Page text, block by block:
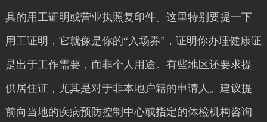
具的用工证明或营业执照复印件。这里特别要提一下
用工证明，它就像是你的“入场券”，证明你办理健康证
是出于工作需要，而非个人用途。有些地区还要求提
供居住证，尤其是对于非本地户籍的申请人。建议提
前向当地的疾病预防控制中心或指定的体检机构咨询